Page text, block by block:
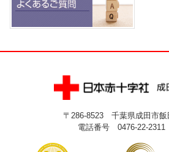
〒286-8523 千葉県成田市飯
電話番号 0476-22-2311